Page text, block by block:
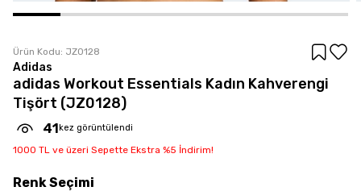
Ürün Kodu: JZ0128
Adidas
adidas Workout Essentials Kadın Kahverengi
Tişört (JZ0128)
41 kez görüntülendi
1000 TL ve üzeri Sepette Ekstra %5 İndirim!
RenkSeçimi